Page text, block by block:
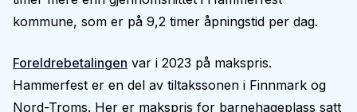
kommune, som er på 9,2 timer åpningstid per dag.
Foreldrebetalingen var i 2023 på makspris.
Hammerfest er en del av tiltakssonen i Finnmark og
Nord-Troms. Her er makspris for barnehageplass satt